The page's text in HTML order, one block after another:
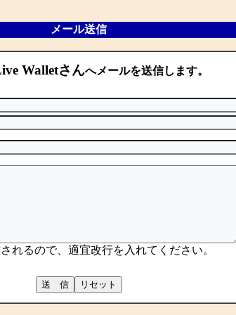
メール送信
Walletさんへメールを送信します。
れるので、適宜改行を入れてください。